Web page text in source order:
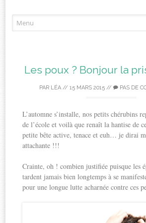
à
Les poux ? Bonjour la
PAR LÉA// 15 MARS 2015// PAS DE
L’automne s’installe, nos petits chérubins
de l’école et voilà que renaît la hantise de
petite bête active, tenace et euh… je dirai
attachante !!!
Crainte, oh ! combien justifiée puisque les
tardent jamais bien longtemps à se
pour une longue lutte acharnée contre ces